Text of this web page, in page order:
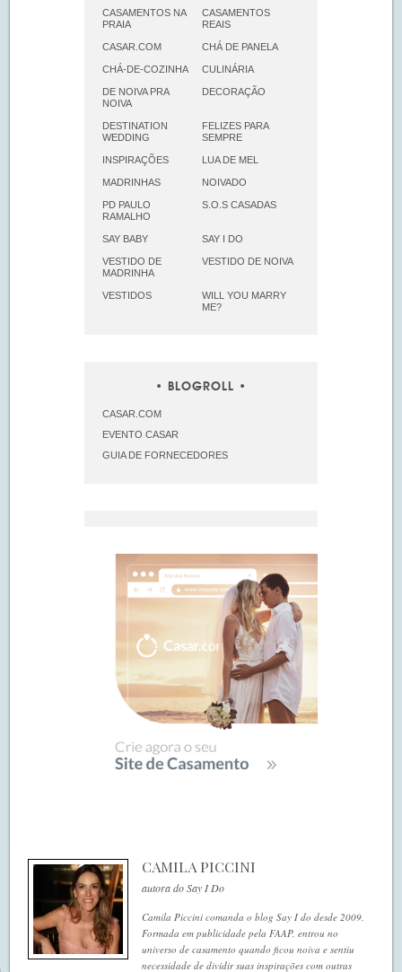
CASAMENTOS NA
PRAIA
CASAMENTOS
REAIS
CASAR.COM CHÁ DE PANELA
CHÁ-DE-COZINHA CULINÁRIA
DE NOIVA PRA
NOIVA
DECORAÇÃO
DESTINATION
WEDDING
FELIZES PARA
SEMPRE
INSPIRAÇÕES LUA DE MEL
MADRINHAS NOIVADO
PD PAULO
RAMALHO
S.O.S CASADAS
SAY BABY SAY I DO
VESTIDO DE
MADRINHA
VESTIDO DE NOIVA
VESTIDOS
WILL YOU MARRY
ME?
BLOGROLL
CASAR.COM
EVENTO CASAR
GUIA DE FORNECEDORES
CAMILA PICCINI
autora do Say I Do
Camila Piccini comanda o blog Say I do desde 2009.
Formada em publicidade pela FAAP, entrou no
universo de casamento quando ficou noiva e sentiu
necessidade de dividir suas inspirações com outras